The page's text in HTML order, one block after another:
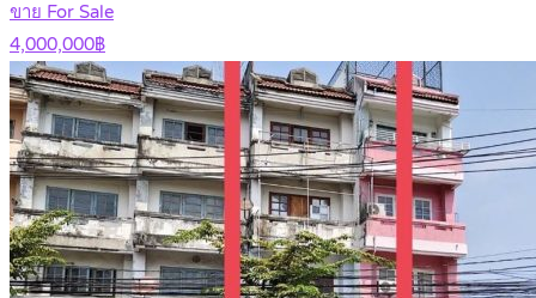
ขาย For Sale
4,000,000฿